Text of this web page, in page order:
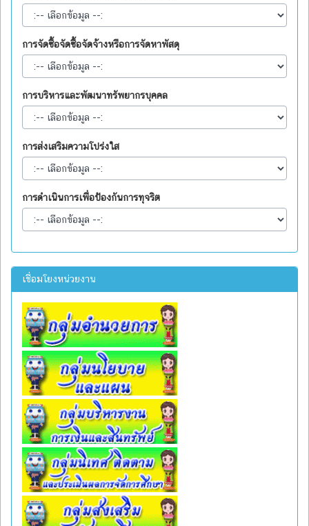
การจัดซื้อจัดซื้อจัดจ้างหรือการจัดหาพัสดุ
การบริหารและพัฒนาทรัพยากรบุคคล
การส่งเสริมความโปร่งใส
การดำเนินการเพื่อป้องกันการทุจริต
เชื่อมโยงหน่วยงาน